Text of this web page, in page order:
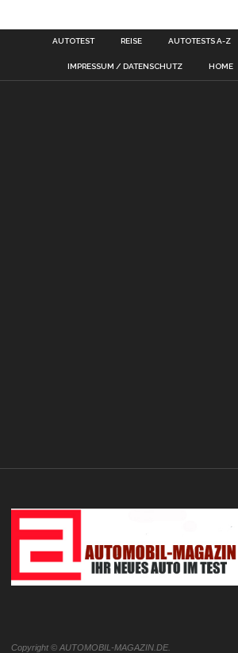
AUTOTEST REISE AUTOTESTS A-Z
IMPRESSUM / DATENSCHUTZ HOME
Copyright © AUTOMOBIL-MAGAZIN.DE.